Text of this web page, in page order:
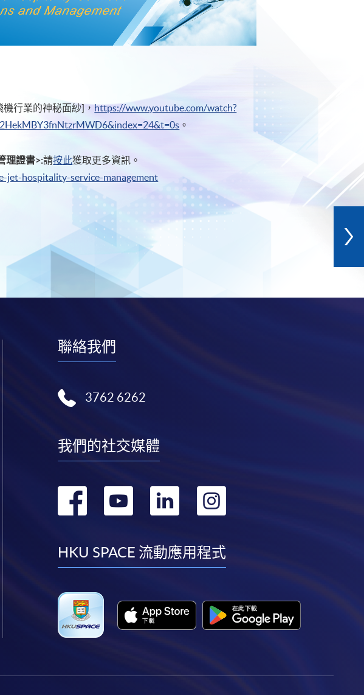
機行業的神秘面紗]，https://www.youtube.com/watch?
。
理證書>:請按此獲取更多資訊。
jet-hospitality-service-management
聯絡我們
3762 6262
我們的社交媒體
轉
facebook
轉
youtube
轉
linkedininstagram
HKU SPACE 流動應用程式